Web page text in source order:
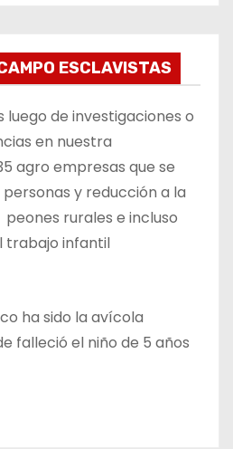
ESCLAVISTAS
luego de investigaciones o
en nuestra
agro empresas que se
y reducción a la
rurales e incluso
trabajo infantil
ha sido la avícola
falleció el niño de 5 años